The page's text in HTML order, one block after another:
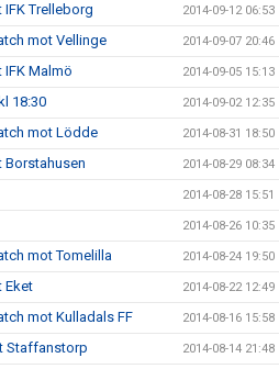
Trelleborg 2014-09-12 06:53
mot Vellinge 2014-09-07 20:46
Malmö 2014-09-05 15:13
18:30 2014-09-02 12:35
mot Lödde 2014-08-31 18:50
Borstahusen 2014-08-29 08:34
2014-08-28 15:51
2014-08-26 10:35
mot Tomelilla 2014-08-24 19:50
Eket 2014-08-22 12:49
mot Kulladals FF 2014-08-16 15:58
Staffanstorp 2014-08-14 21:48